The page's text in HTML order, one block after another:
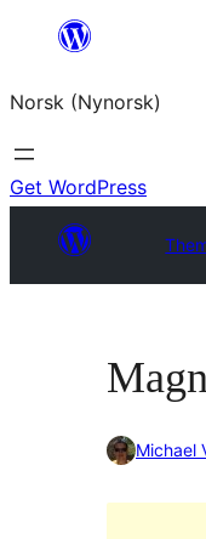
content
Norsk (Nynorsk)
Get WordPress
Michael